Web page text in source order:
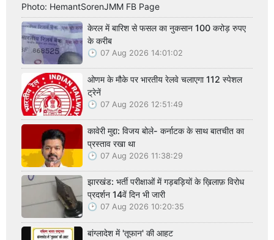
Photo: HemantSorenJMM FB Page
केरल में बारिश से फसल का नुकसान 100 करोड़ रुपए
के करीब
07 Aug 2026 14:01:02
ओणम के मौके पर भारतीय रेलवे चलाएगा 112 स्पेशल
ट्रेनें
07 Aug 2026 12:51:49
कावेरी मुद्दा: विजय बोले- कर्नाटक के साथ बातचीत का
प्रस्ताव रखा था
07 Aug 2026 11:38:29
झारखंड: भर्ती परीक्षाओं में गड़बड़ियों के ख़िलाफ़ विरोध
प्रदर्शन 14वें दिन भी जारी
07 Aug 2026 10:20:35
बांग्लादेश में 'तूफान' की आहट